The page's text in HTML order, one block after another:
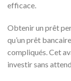
efficace.
Obtenir un prêt
qu’un prêt
compliqués. Cet
investir sans